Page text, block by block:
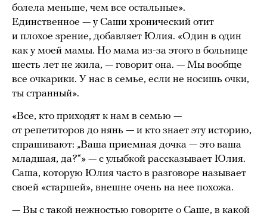
болела меньше, чем все остальные».
Единственное — у Саши хронический отит
и плохое зрение, добавляет Юлия. «Один в один
как у моей мамы. Но мама из-за этого в больнице
шесть лет не жила, — говорит она. — Мы вообще
все очкарики. У нас в семье, если не носишь очки,
ты странный».
«Все, кто приходят к нам в семью —
от репетиторов до нянь — и кто знает эту историю,
спрашивают: „Ваша приемная дочка — это ваша
младшая, да?“» — с улыбкой рассказывает Юлия.
Саша, которую Юлия часто в разговоре называет
своей «старшей», внешне очень на нее похожа.
— Вы с такой нежностью говорите о Саше, в какой